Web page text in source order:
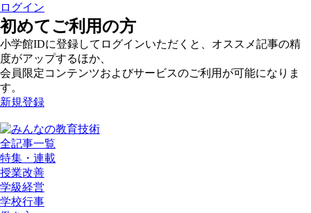
ログイン
初めてご利用の方
小学館IDに登録してログインいただくと、オススメ記事の精
度がアップするほか、
会員限定コンテンツおよびサービスのご利用が可能になりま
す。
新規登録
全記事一覧
特集・連載
授業改善
学級経営
学校行事